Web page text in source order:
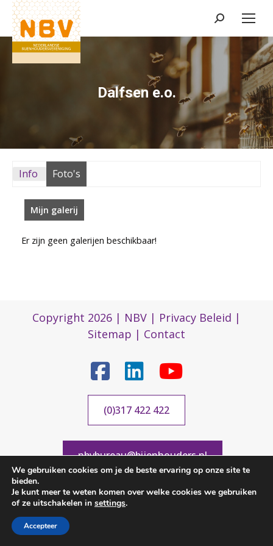
Zoeken:
Dalfsen e.o.
Info Foto's
Mijn galerij
Er zijn geen galerijen beschikbaar!
Copyright 2026 | NBV | Privacy Beleid |
Sitemap | Contact
(0)317 422 422
nbvbureau@bijenhouders.nl
We gebruiken cookies om je de beste ervaring op onze site te
bieden.
Je kunt meer te weten komen over welke cookies we gebruiken
of ze uitschakelen in settings.
Accepteer